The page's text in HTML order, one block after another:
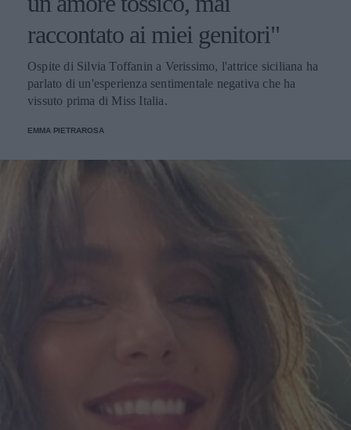
raccontato ai miei genitori"
Ospite di Silvia Toffanin a Verissimo, l'attrice siciliana ha
parlato di un'esperienza sentimentale negativa che ha
vissuto prima di Miss Italia.
EMMA PIETRAROSA